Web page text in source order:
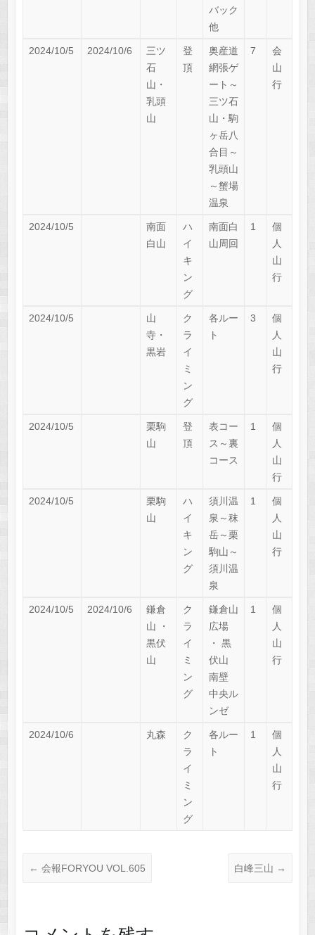
バック
他
2024/10/5 2024/10/6
三ツ
石
山・
乳頭
山
登
頂
奥産道
網張ゲ
ート～
三ツ石
山・駒
ヶ岳八
合目～
乳頭山
～蟹場
温泉
7
会
山
行
2024/10/5
南面
白山
ハ
イ
キ
ン
グ
南面白
山周回
1
個
人
山
行
2024/10/5
山
寺・
黒岩
ク
ラ
イ
ミ
ン
グ
各ルー
ト
3
個
人
山
行
2024/10/5
栗駒
山
登
頂
表コー
ス～裏
コース
1
個
人
山
行
2024/10/5
栗駒
山
ハ
イ
キ
ン
グ
須川温
泉～秣
岳～栗
駒山～
須川温
泉
1
個
人
山
行
2024/10/5 2024/10/6
鎌倉
山 ・
黒伏
山
ク
ラ
イ
ミ
ン
グ
鎌倉山
広場
・ 黒
伏山
南壁
中央ル
ンゼ
1
個
人
山
行
2024/10/6 丸森
ク
ラ
イ
ミ
ン
グ
各ルー
ト
1
個
人
山
行
← 会報FORYOU VOL.605 白峰三山 →